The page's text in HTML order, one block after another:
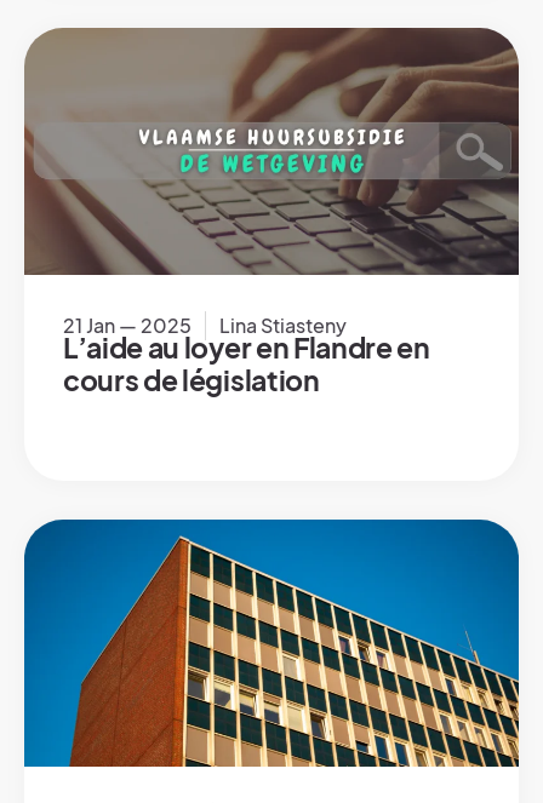
21 Jan — 2025 Lina Stiasteny
L’aide au loyer en Flandre en
cours de législation